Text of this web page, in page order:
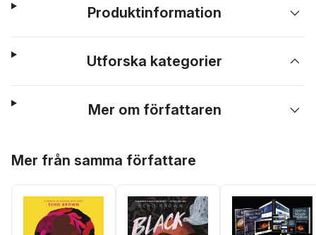
Produktinformation
Utforska kategorier
Mer om författaren
Mer från samma författare